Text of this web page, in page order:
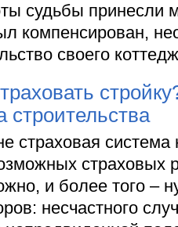
судьбы принесли
компенсирован,
своего
строительства
страховая
страховых
и более того –
несчастного